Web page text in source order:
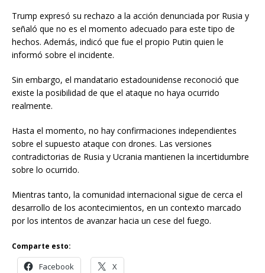
Trump expresó su rechazo a la acción denunciada por Rusia y
señaló que no es el momento adecuado para este tipo de
hechos. Además, indicó que fue el propio Putin quien le
informó sobre el incidente.
Sin embargo, el mandatario estadounidense reconoció que
existe la posibilidad de que el ataque no haya ocurrido
realmente.
Hasta el momento, no hay confirmaciones independientes
sobre el supuesto ataque con drones. Las versiones
contradictorias de Rusia y Ucrania mantienen la incertidumbre
sobre lo ocurrido.
Mientras tanto, la comunidad internacional sigue de cerca el
desarrollo de los acontecimientos, en un contexto marcado
por los intentos de avanzar hacia un cese del fuego.
Comparte esto:
Facebook X